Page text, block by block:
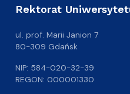
Rektorat
ul. prof. Marii Janion 7
80-309 Gdańsk
NIP: 584-020-32-39
REGON: 000001330